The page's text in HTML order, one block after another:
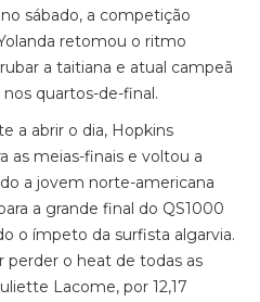
sábado, a competição
retomou o ritmo
a taitiana e atual campeã
quartos-de-final.
a abrir o dia, Hopkins
as meias-finais e voltou a
a jovem norte-americana
a grande final do QS1000
o ímpeto da surfista algarvia.
perder o heat de todas as
Lacome, por 12,17